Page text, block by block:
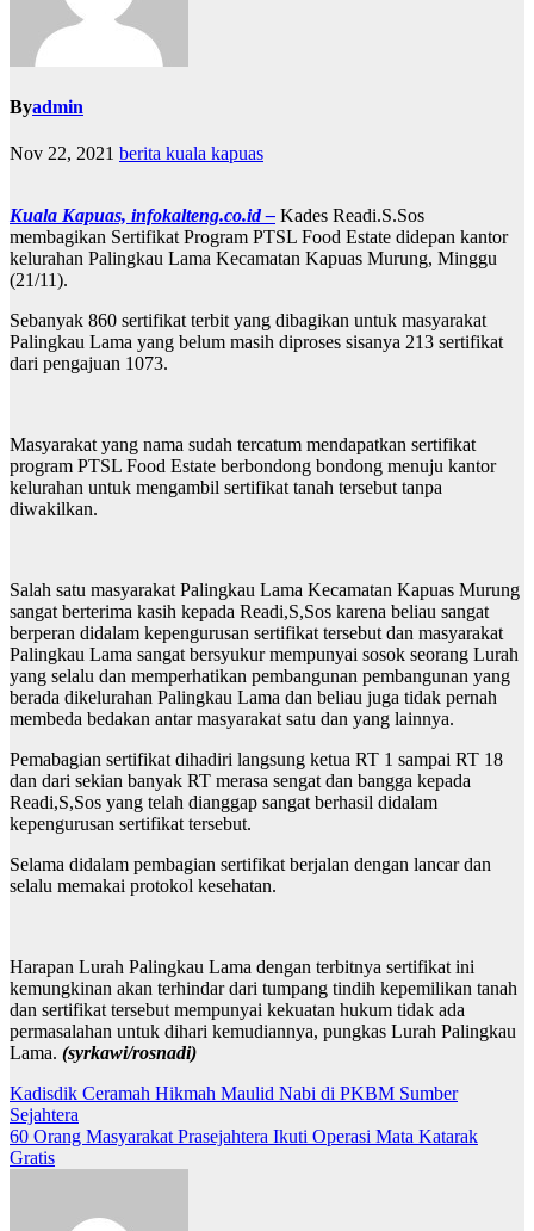
Byadmin
Nov 22, 2021 berita kuala kapuas
Kuala Kapuas, infokalteng.co.id – Kades Readi.S.Sos
membagikan Sertifikat Program PTSL Food Estate didepan kantor
kelurahan Palingkau Lama Kecamatan Kapuas Murung, Minggu
(21/11).
Sebanyak 860 sertifikat terbit yang dibagikan untuk masyarakat
Palingkau Lama yang belum masih diproses sisanya 213 sertifikat
dari pengajuan 1073.
Masyarakat yang nama sudah tercatum mendapatkan sertifikat
program PTSL Food Estate berbondong bondong menuju kantor
kelurahan untuk mengambil sertifikat tanah tersebut tanpa
diwakilkan.
Salah satu masyarakat Palingkau Lama Kecamatan Kapuas Murung
sangat berterima kasih kepada Readi,S,Sos karena beliau sangat
berperan didalam kepengurusan sertifikat tersebut dan masyarakat
Palingkau Lama sangat bersyukur mempunyai sosok seorang Lurah
yang selalu dan memperhatikan pembangunan pembangunan yang
berada dikelurahan Palingkau Lama dan beliau juga tidak pernah
membeda bedakan antar masyarakat satu dan yang lainnya.
Pemabagian sertifikat dihadiri langsung ketua RT 1 sampai RT 18
dan dari sekian banyak RT merasa sengat dan bangga kepada
Readi,S,Sos yang telah dianggap sangat berhasil didalam
kepengurusan sertifikat tersebut.
Selama didalam pembagian sertifikat berjalan dengan lancar dan
selalu memakai protokol kesehatan.
Harapan Lurah Palingkau Lama dengan terbitnya sertifikat ini
kemungkinan akan terhindar dari tumpang tindih kepemilikan tanah
dan sertifikat tersebut mempunyai kekuatan hukum tidak ada
permasalahan untuk dihari kemudiannya, pungkas Lurah Palingkau
Lama. (syrkawi/rosnadi)
Navigasi
pos
Kadisdik Ceramah Hikmah Maulid Nabi di PKBM Sumber
Sejahtera
60 Orang Masyarakat Prasejahtera Ikuti Operasi Mata Katarak
Gratis